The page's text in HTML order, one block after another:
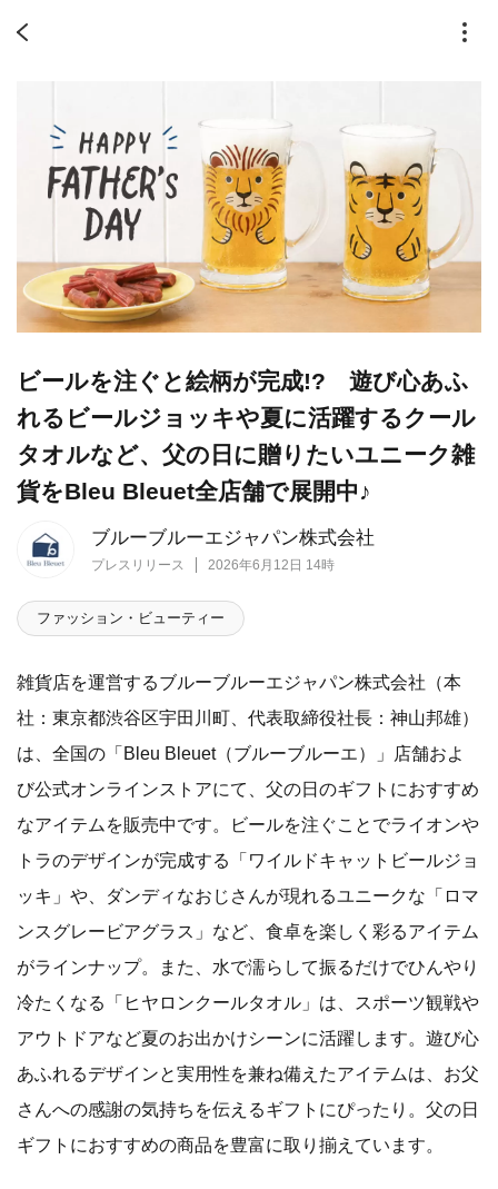
ブルーブルーエジャパン株式会社
プレスリリース 2026年6月12日 14時
ビールを注ぐと絵柄が完成!? 遊び心あふ
れるビールジョッキや夏に活躍するクール
タオルなど、父の日に贈りたいユニーク雑
貨をBleu Bleuet全店舗で展開中♪
ファッション・ビューティー
雑貨店を運営するブルーブルーエジャパン株式会社（本
社：東京都渋谷区宇田川町、代表取締役社長：神山邦雄）
は、全国の「Bleu Bleuet（ブルーブルーエ）」店舗およ
び公式オンラインストアにて、父の日のギフトにおすすめ
なアイテムを販売中です。ビールを注ぐことでライオンや
トラのデザインが完成する「ワイルドキャットビールジョ
ッキ」や、ダンディなおじさんが現れるユニークな「ロマ
ンスグレービアグラス」など、食卓を楽しく彩るアイテム
がラインナップ。また、水で濡らして振るだけでひんやり
冷たくなる「ヒヤロンクールタオル」は、スポーツ観戦や
アウトドアなど夏のお出かけシーンに活躍します。遊び心
あふれるデザインと実用性を兼ね備えたアイテムは、お父
さんへの感謝の気持ちを伝えるギフトにぴったり。父の日
ギフトにおすすめの商品を豊富に取り揃えています。